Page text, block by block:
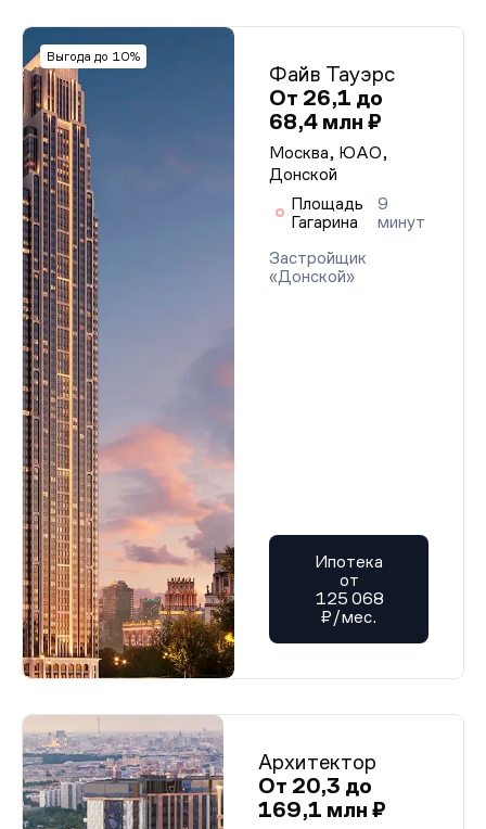
Выгода до 10%
Файв Тауэрс
От 26,1 до
68,4 млн ₽
Москва, ЮАО,
Донской
Площадь
Гагарина
9
минут
Застройщик
«Донской»
Ипотека
от
125 068
₽/мес.
Архитектор
От 20,3 до
169,1 млн ₽